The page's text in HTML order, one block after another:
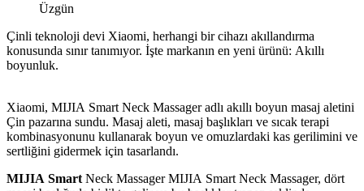
Üzgün
Çinli teknoloji devi Xiaomi, herhangi bir cihazı akıllandırma
konusunda sınır tanımıyor. İşte markanın en yeni ürünü: Akıllı
boyunluk.
Xiaomi, MIJIA Smart Neck Massager adlı akıllı boyun masaj aletini
Çin pazarına sundu. Masaj aleti, masaj başlıkları ve sıcak terapi
kombinasyonunu kullanarak boyun ve omuzlardaki kas gerilimini ve
sertliğini gidermek için tasarlandı.
MIJIA Smart Neck Massager MIJIA Smart Neck Massager, dört